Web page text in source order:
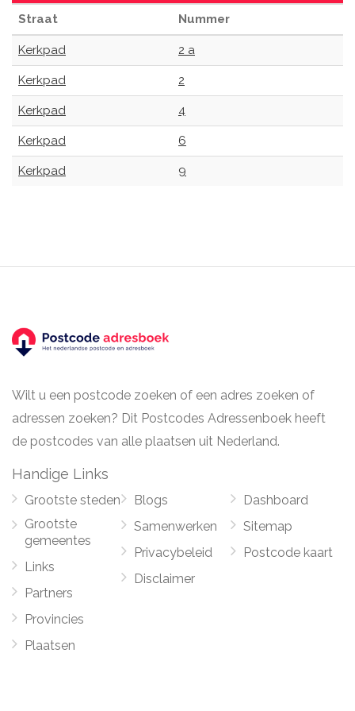
Straat Nummer
Kerkpad 2 a
Kerkpad 2
Kerkpad 4
Kerkpad 6
Kerkpad 9
Wilt u een postcode zoeken of een adres zoeken of
adressen zoeken? Dit Postcodes Adressenboek heeft
de postcodes van alle plaatsen uit Nederland.
Handige Links
Grootste steden
Grootste
gemeentes
Links
Partners
Provincies
Plaatsen
Blogs
Samenwerken
Privacybeleid
Disclaimer
Dashboard
Sitemap
Postcode kaart